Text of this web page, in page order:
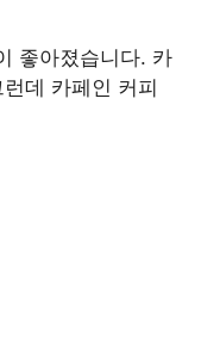
좋아졌습니다. 카
데 카페인 커피